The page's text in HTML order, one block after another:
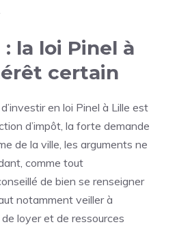
la loi Pinel à
certain
en loi Pinel à Lille est
d’impôt, la forte demande
de la ville, les arguments ne
comme tout
de bien se renseigner
notamment veiller à
loyer et de ressources